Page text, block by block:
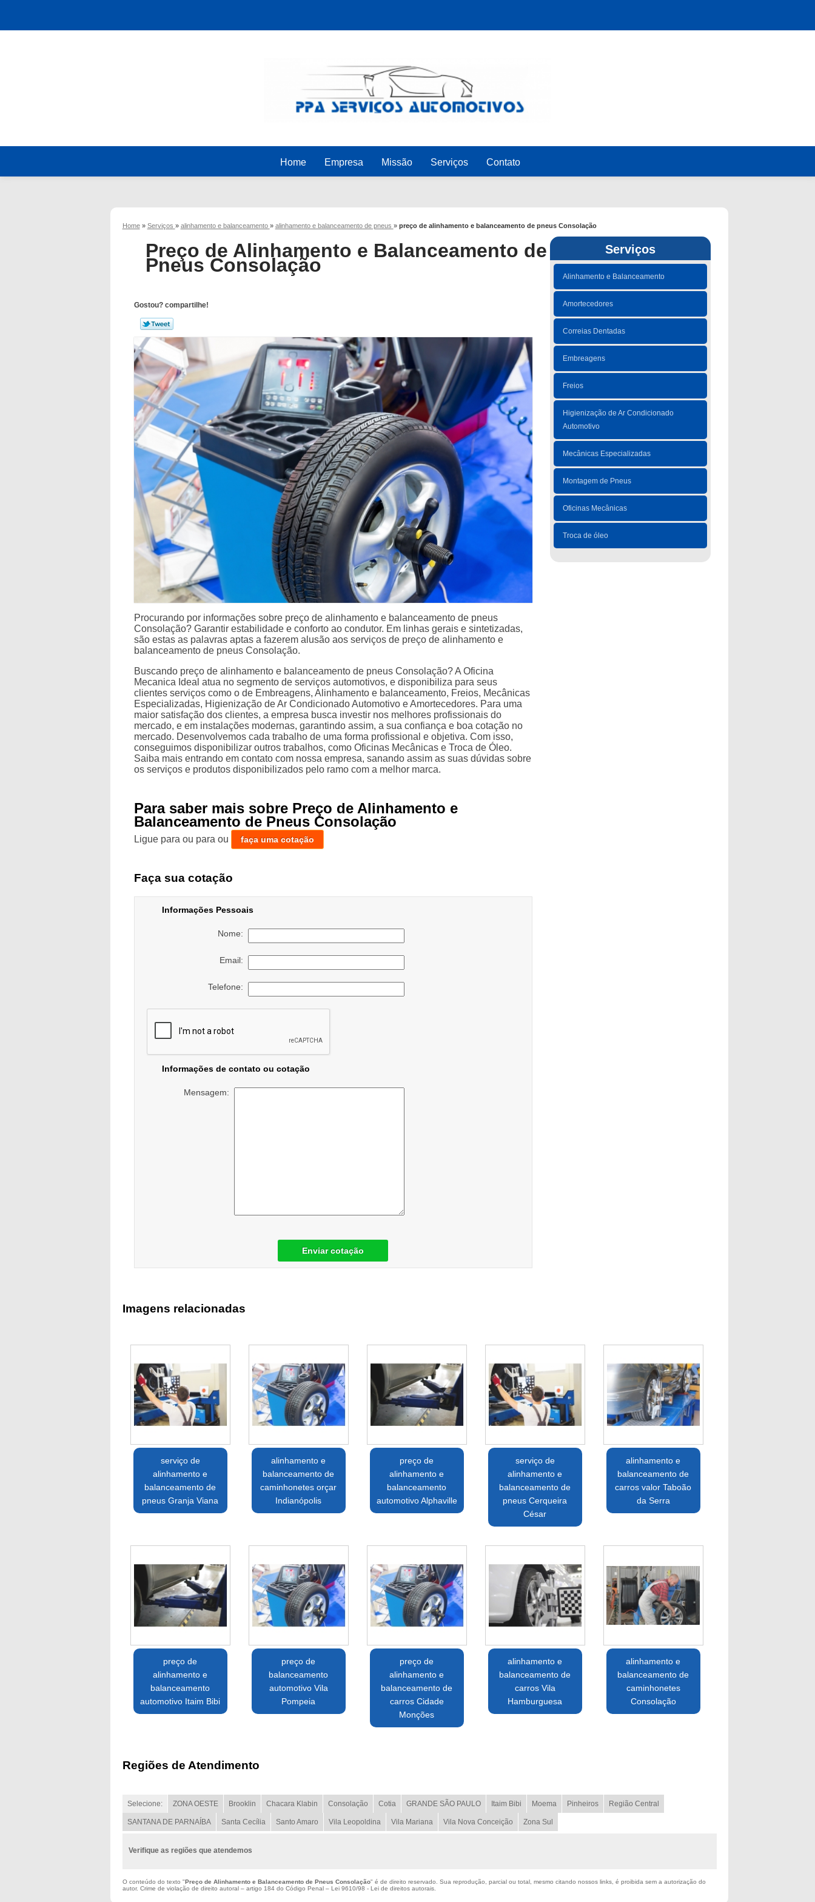
Home Empresa Missão Serviços Contato
Home » Serviços » alinhamento e balanceamento » alinhamento e balanceamento de pneus » preço de alinhamento e balanceamento de pneus Consolação
Serviços
Alinhamento e Balanceamento
Amortecedores
Correias Dentadas
Embreagens
Freios
Higienização de Ar Condicionado
Automotivo
Mecânicas Especializadas
Montagem de Pneus
Oficinas Mecânicas
Troca de óleo
Preço de Alinhamento e Balanceamento de
Pneus Consolação
Gostou? compartilhe!
Procurando por informações sobre preço de alinhamento e balanceamento de pneus
Consolação? Garantir estabilidade e conforto ao condutor. Em linhas gerais e sintetizadas,
são estas as palavras aptas a fazerem alusão aos serviços de preço de alinhamento e
balanceamento de pneus Consolação.
Buscando preço de alinhamento e balanceamento de pneus Consolação? A Oficina
Mecanica Ideal atua no segmento de serviços automotivos, e disponibiliza para seus
clientes serviços como o de Embreagens, Alinhamento e balanceamento, Freios, Mecânicas
Especializadas, Higienização de Ar Condicionado Automotivo e Amortecedores. Para uma
maior satisfação dos clientes, a empresa busca investir nos melhores profissionais do
mercado, e em instalações modernas, garantindo assim, a sua confiança e boa cotação no
mercado. Desenvolvemos cada trabalho de uma forma profissional e objetiva. Com isso,
conseguimos disponibilizar outros trabalhos, como Oficinas Mecânicas e Troca de Óleo.
Saiba mais entrando em contato com nossa empresa, sanando assim as suas dúvidas sobre
os serviços e produtos disponibilizados pelo ramo com a melhor marca.
Para saber mais sobre Preço de Alinhamento e
Balanceamento de Pneus Consolação
Ligue paraou paraou faça uma cotação
Faça sua cotação
Informações Pessoais
Nome:
Email:
Telefone:
Informações de contato ou cotação
Mensagem:
Enviar cotação
Imagens relacionadas
serviço de
alinhamento e
balanceamento de
pneus Granja Viana
alinhamento e
balanceamento de
caminhonetes orçar
Indianópolis
preço de
alinhamento e
balanceamento
automotivo Alphaville
serviço de
alinhamento e
balanceamento de
pneus Cerqueira
César
alinhamento e
balanceamento de
carros valor Taboão
da Serra
preço de
alinhamento e
balanceamento
automotivo Itaim Bibi
preço de
balanceamento
automotivo Vila
Pompeia
preço de
alinhamento e
balanceamento de
carros Cidade
Monções
alinhamento e
balanceamento de
carros Vila
Hamburguesa
alinhamento e
balanceamento de
caminhonetes
Consolação
Regiões de Atendimento
Selecione: ZONA OESTE Brooklin Chacara Klabin Consolação Cotia GRANDE SÃO PAULO Itaim Bibi Moema Pinheiros Região Central
SANTANA DE PARNAÍBA Santa Cecília Santo Amaro Vila Leopoldina Vila Mariana Vila Nova Conceição Zona Sul
Verifique as regiões que atendemos
O conteúdo do texto "Preço de Alinhamento e Balanceamento de Pneus Consolação" é de direito reservado. Sua reprodução, parcial ou total, mesmo citando nossos links, é proibida sem a autorização do
autor. Crime de violação de direito autoral – artigo 184 do Código Penal – Lei 9610/98 - Lei de direitos autorais.